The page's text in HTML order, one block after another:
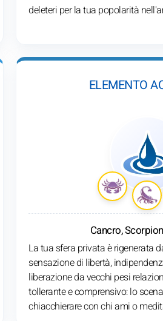
deleteri per la tua popolarità
ELEMENTO
Cancro,
La tua sfera privata è rigenerata
sensazione di libertà,
liberazione da vecchi pesi
tollerante e comprensivo: lo
chiacchierare con chi ami o